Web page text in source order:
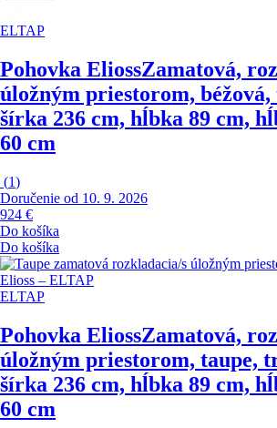
ELTAP
Pohovka EliossZamatová,
úložným priestorom,
šírka 236 cm, hĺbka 89 cm,
60 cm
(1)
Doručenie od 10. 9. 2026
924 €
Do košíka
Do košíka
ELTAP
Pohovka EliossZamatová,
úložným priestorom, taupe,
šírka 236 cm, hĺbka 89 cm,
60 cm